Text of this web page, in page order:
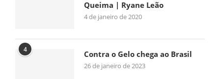
Queima | Ryane Leão
4 de janeiro de 2020
4 Contra o Gelo chega ao Brasil
26 de janeiro de 2023